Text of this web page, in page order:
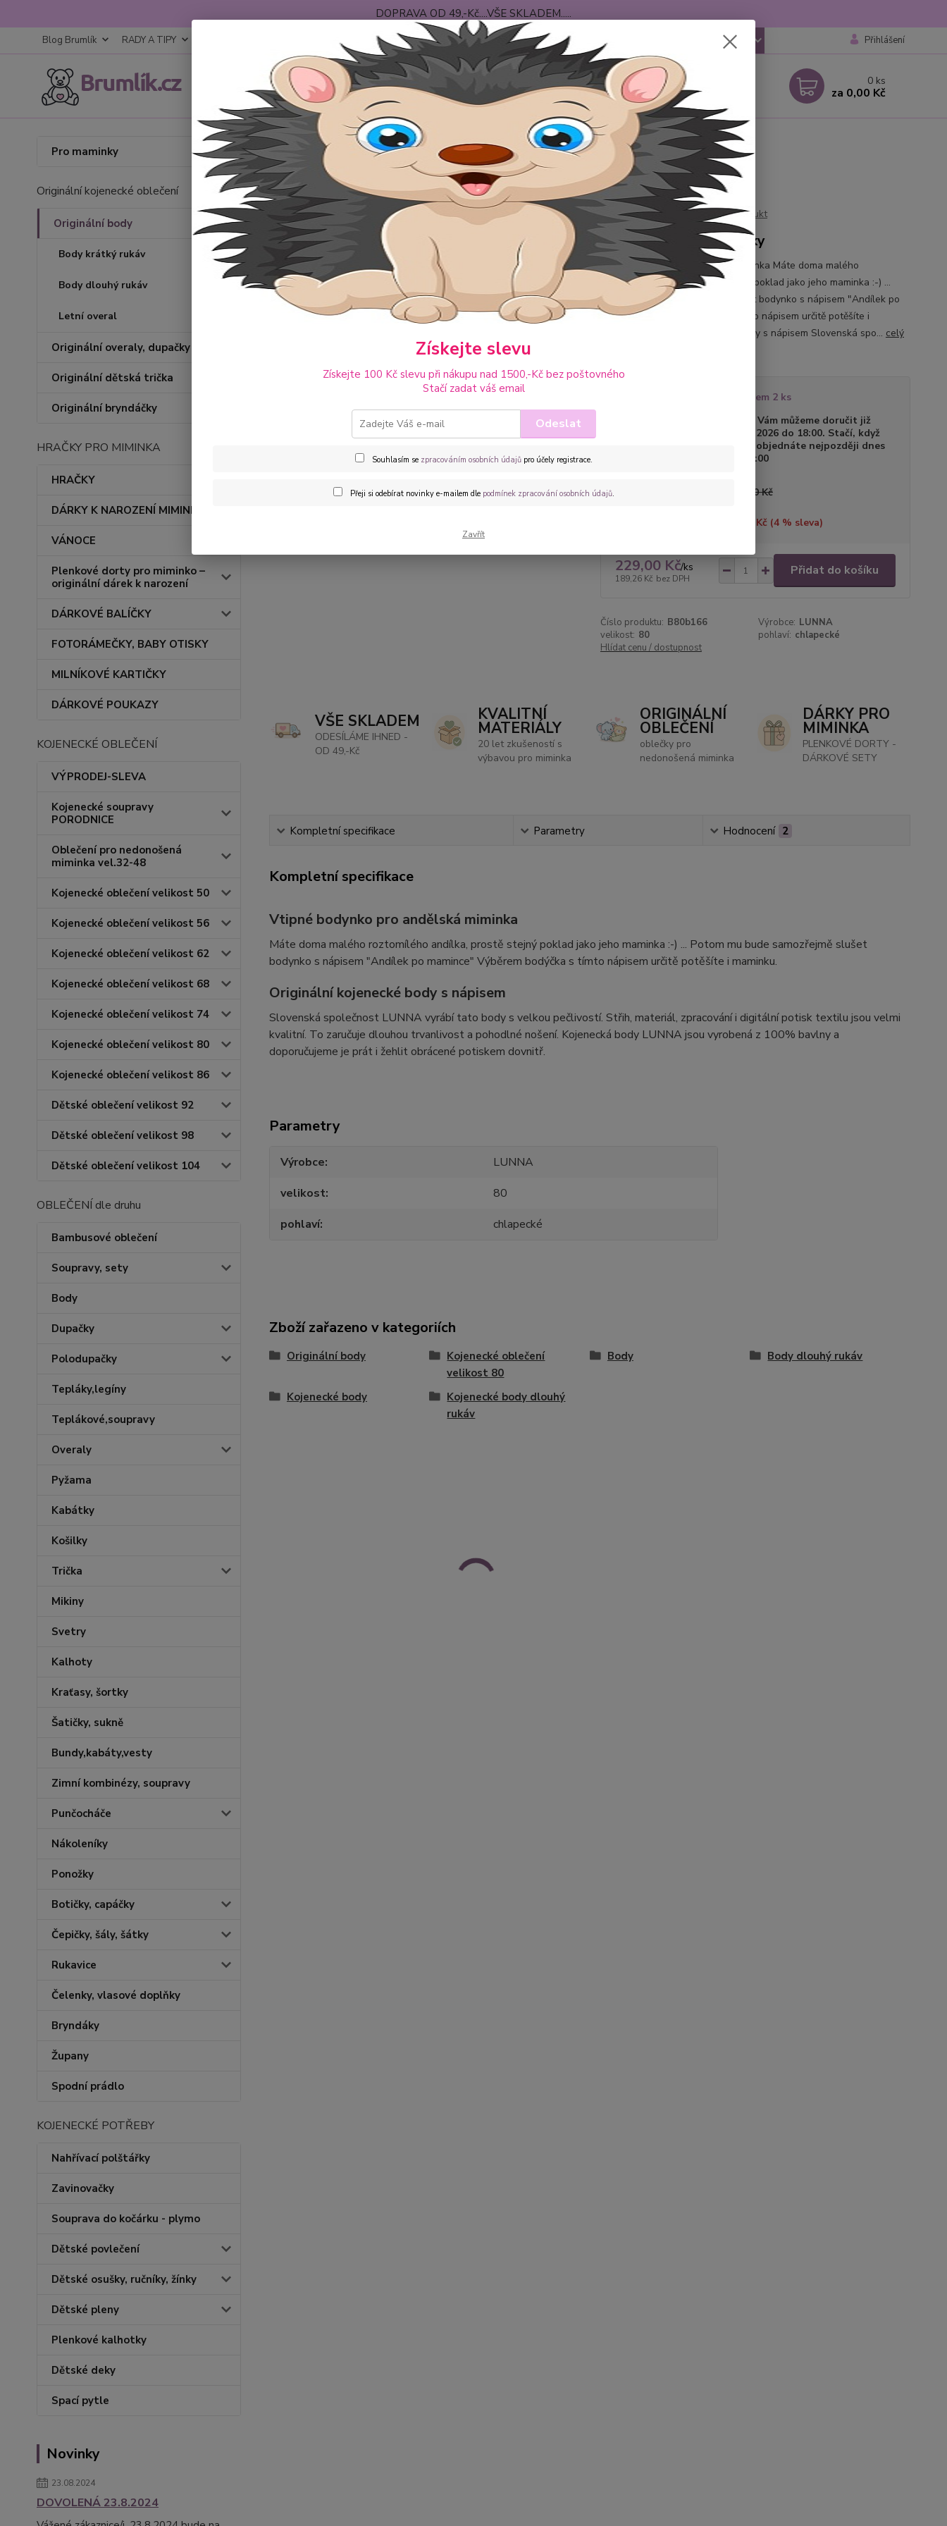
DOPRAVA OD 49,-Kč....VŠE SKLADEM.....
Blog Brumlík RADY A TIPY OBCHODNÍ PODMÍNKY DOPRAVA-PLATBA O NÁS CZK Přihlášení
Nevíte si rady? Zavolejte.
+420 777259248
po-pá 6-18 hod
0 ks
za 0,00 Kč
Pro maminky
Originální kojenecké oblečení
Originální body
Body krátký rukáv
Body dlouhý rukáv
Letní overal
Originální overaly, dupačky
Originální dětská trička
Originální bryndáčky
HRAČKY PRO MIMINKA
HRAČKY
DÁRKY K NAROZENÍ MIMINKA
VÁNOCE
Plenkové dorty pro miminko –
originální dárek k narození
DÁRKOVÉ BALÍČKY
FOTORÁMEČKY, BABY OTISKY
MILNÍKOVÉ KARTIČKY
DÁRKOVÉ POUKAZY
KOJENECKÉ OBLEČENÍ
VÝPRODEJ-SLEVA
Kojenecké soupravy
PORODNICE
Oblečení pro nedonošená
miminka vel.32-48
Kojenecké oblečení velikost 50
Kojenecké oblečení velikost 56
Kojenecké oblečení velikost 62
Kojenecké oblečení velikost 68
Kojenecké oblečení velikost 74
Kojenecké oblečení velikost 80
Kojenecké oblečení velikost 86
Dětské oblečení velikost 92
Dětské oblečení velikost 98
Dětské oblečení velikost 104
OBLEČENÍ dle druhu
Bambusové oblečení
Soupravy, sety
Body
Dupačky
Polodupačky
Tepláky,legíny
Teplákové,soupravy
Overaly
Pyžama
Kabátky
Košilky
Trička
Mikiny
Svetry
Kalhoty
Kraťasy, šortky
Šatičky, sukně
Bundy,kabáty,vesty
Zimní kombinézy, soupravy
Punčocháče
Nákoleníky
Ponožky
Botičky, capáčky
Čepičky, šály, šátky
Rukavice
Čelenky, vlasové doplňky
Bryndáky
Župany
Spodní prádlo
KOJENECKÉ POTŘEBY
Nahřívací polštářky
Zavinovačky
Souprava do kočárku - plymo
Dětské povlečení
Dětské osušky, ručníky, žínky
Dětské pleny
Plenkové kalhotky
Dětské deky
Spací pytle
Novinky
23.08.2024
DOVOLENÁ 23.8.2024
Úvod Originální body Originální body "Andílek po mamince"
Originální body "Andílek po mamince"
Ohodnotit produkt
Bodíčka pro malé andílky
Vtipné bodynko pro andělská miminka Máte doma malého
roztomílého andílka, prostě stejný poklad jako jeho maminka :-) ...
Potom mu bude samozřejmě slušet bodynko s nápisem "Andílek po
mamince" Výběrem bodýčka s tímto nápisem určitě potěšíte i
maminku. Originální kojenecké body s nápisem Slovenská spo... celý
Skladem 2 ks
Zboží Vám můžeme doručit již
11.08.2026 do 18:00. Stačí, když
zboží objednáte nejpozději dnes
do 24:00
239,00 Kč
10,00 Kč (4% sleva)
229,00 Kč/ks
189,26 Kč bez DPH
Přidat do košíku
Číslo produktu: B80b166 Výrobce: LUNNA
velikost: 80 pohlaví: chlapecké
Hlídat cenu / dostupnost
VŠE SKLADEM
ODESÍLÁME IHNED -
OD 49,-Kč
KVALITNÍ
MATERIÁLY
20 let zkušeností s
výbavou pro miminka
ORIGINÁLNÍ
OBLEČENÍ
oblečky pro
nedonošená miminka
DÁRKY PRO
MIMINKA
PLENKOVÉ DORTY -
DÁRKOVÉ SETY
Kompletní specifikace Parametry Hodnocení 2
Kompletní specifikace
Vtipné bodynko pro andělská miminka
Máte doma malého roztomílého andílka, prostě stejný poklad jako jeho maminka :-) ... Potom mu bude samozřejmě slušet
bodynko s nápisem "Andílek po mamince" Výběrem bodýčka s tímto nápisem určitě potěšíte i maminku.
Originální kojenecké body s nápisem
Slovenská společnost LUNNA vyrábí tato body s velkou pečlivostí. Střih, materiál, zpracování i digitální potisk textilu jsou velmi
kvalitní. To zaručuje dlouhou trvanlivost a pohodlné nošení. Kojenecká body LUNNA jsou vyrobená z 100% bavlny a
doporučujeme je prát i žehlit obrácené potiskem dovnitř.
Parametry
Výrobce
LUNNA
velikost
80
pohlaví
chlapecké
Zboží zařazeno v kategoriích
Originální body
Kojenecké oblečení
velikost 80
Body Body dlouhý rukáv
Kojenecké body
Kojenecké body dlouhý
rukáv
Získejte slevu
Získejte 100 Kč slevu při nákupu nad 1500,-Kč bez poštovného
Stačí zadat váš email
Odeslat
Souhlasím se zpracováním osobních údajůpro účely registrace.
Přeji si odebírat novinky e-mailem dle podmínek zpracování osobních údajů.
Zavřít